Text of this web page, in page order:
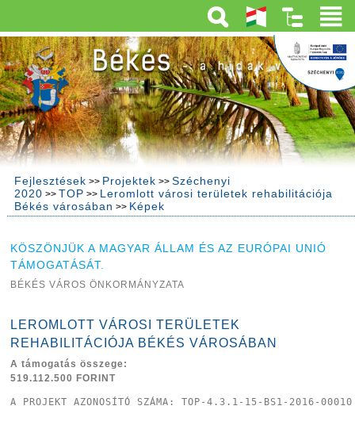
Fejlesztések >> Projektek >> Széchenyi
2020 >> TOP >> Leromlott városi területek rehabilitációja
Békés városában >> Képek
KÖSZÖNJÜK A MAGYAR ÁLLAM ÉS AZ EURÓPAI UNIÓ
TÁMOGATÁSÁT.
BÉKÉS VÁROS ÖNKORMÁNYZATA
LEROMLOTT VÁROSI TERÜLETEK
REHABILITÁCIÓJA BÉKÉS VÁROSÁBAN
A támogatás összege:
519.112.500 FORINT
A PROJEKT AZONOSÍTÓ SZÁMA: TOP-4.3.1-15-BS1-2016-00010